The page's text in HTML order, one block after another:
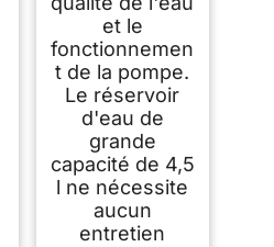
et le
fonctionnemen
t de la pompe.
Le réservoir
d'eau de
grande
capacité de 4,5
l ne nécessite
aucun
entretien